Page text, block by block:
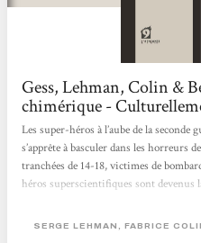
Gess, Lehman, Colin &
chimérique -
Les super-héros à l’aube de la seconde
s’apprête à basculer dans les horreurs
tranchées de 14-18, victimes de
héros superscientifiques sont
londonien, est le protecteur officiel de
SERGE LEHMAN, FABRICE